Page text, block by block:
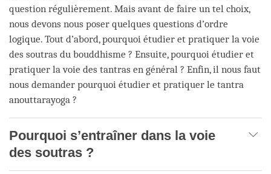
question régulièrement. Mais avant de faire un tel choix,
nous devons nous poser quelques questions d’ordre
logique. Tout d’abord, pourquoi étudier et pratiquer la voie
des soutras du bouddhisme ? Ensuite, pourquoi étudier et
pratiquer la voie des tantras en général ? Enfin, il nous faut
nous demander pourquoi étudier et pratiquer le tantra
anouttarayoga ?
Pourquoi s’entraîner dans la voie
des soutras ?